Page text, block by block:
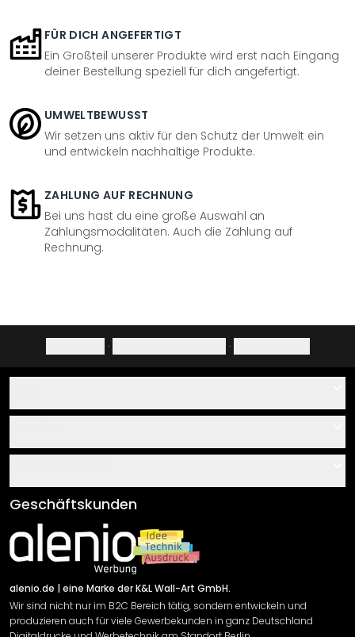
FÜR DICH ANGEFERTIGT
Ein Großteil unserer Produkte wird erst nach Eingang
deiner Bestellung speziell für dich angefertigt.
UMWELTBEWUSST
Wir setzen uns aktiv für den Schutz der Umwelt ein
und entwickeln nachhaltige Produkte.
ZAHLUNG AUF RECHNUNG
Bei uns hast du eine große Auswahl an
Zahlungsmodalitäten. Auch die Zahlung auf
Rechnung.
· ·
Über uns
Klebe- und Montageanleitungen
Newsletter An-/Abmeldung
Sendungsverfolgung
AGB
Impressum
Versand & Zahlung
Rücksendung
Widerrufsrecht
Geschäftskunden
alenio.de | eine Marke der K&L Wall-Art GmbH.
Wir sind nicht nur im B2C Bereich tätig, sondern entwickeln und
produzieren auch für viele Gewerbekunden in ganz Deutschland